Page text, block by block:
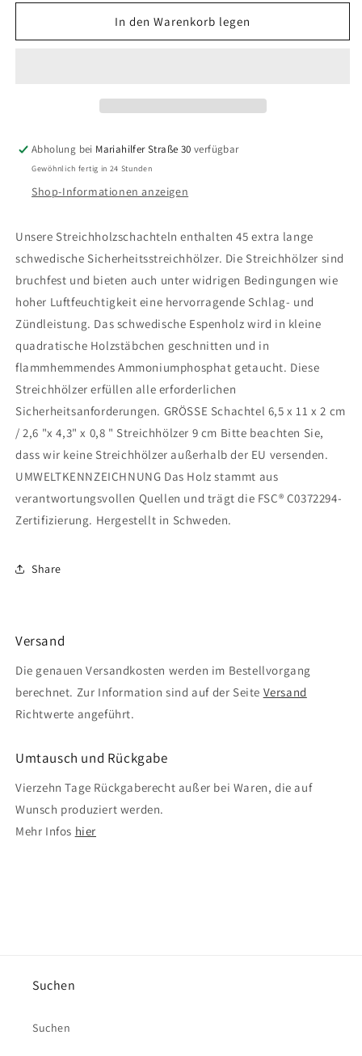
Menge
Ralph
Menge
für
Ralph
In den Warenkorb legen
Abholung bei Mariahilfer Straße 30 verfügbar
Gewöhnlich fertig in 24 Stunden
Shop-Informationen anzeigen
Unsere Streichholzschachteln enthalten 45 extra lange
schwedische Sicherheitsstreichhölzer. Die Streichhölzer sind
bruchfest und bieten auch unter widrigen Bedingungen wie
hoher Luftfeuchtigkeit eine hervorragende Schlag- und
Zündleistung. Das schwedische Espenholz wird in kleine
quadratische Holzstäbchen geschnitten und in
flammhemmendes Ammoniumphosphat getaucht. Diese
Streichhölzer erfüllen alle erforderlichen
Sicherheitsanforderungen. GRÖSSE Schachtel 6,5 x 11 x 2 cm
/ 2,6 "x 4,3" x 0,8 " Streichhölzer 9 cm Bitte beachten Sie,
dass wir keine Streichhölzer außerhalb der EU versenden.
UMWELTKENNZEICHNUNG Das Holz stammt aus
verantwortungsvollen Quellen und trägt die FSC® C0372294-
Zertifizierung. Hergestellt in Schweden.
Share
Versand
Die genauen Versandkosten werden im Bestellvorgang
berechnet. Zur Information sind auf der Seite Versand
Richtwerte angeführt.
Umtausch und Rückgabe
Vierzehn Tage Rückgaberecht außer bei Waren, die auf
Wunsch produziert werden.
Mehr Infos hier
Suchen
Suchen